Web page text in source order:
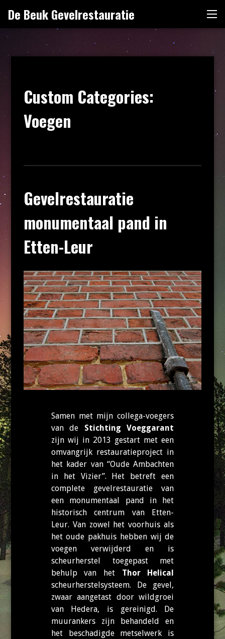
de
inhoud
De Beuk Gevelrestauratie
Custom Categories:
Voegen
Gevelrestauratie
monumentaal pand in
Etten-Leur
Samen met mijn collega-voegers
van de Stichting Voeggarant
zijn wij in 2013 gestart met een
omvangrijk restauratieproject in
het kader van “Oude Ambachten
in het Vizier”. Het betreft een
complete gevelrestauratie van
een monumentaal pand in het
historisch centrum van Etten-
Leur. Van zowel het voorhuis als
het oude pakhuis hebben wij de
voegen verwijderd en is
scheurherstel toegepast met
behulp van het Thor Helical
scheurherstelsysteem. De gevel,
zwaar aangetast door wildgroei
van Hedera, is gereinigd. De
muurankers zijn behandeld en
het beschadigde metselwerk is